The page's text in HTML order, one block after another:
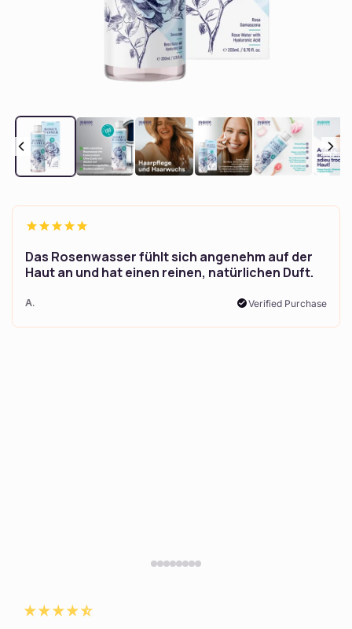
médium
v
modálnom
okne
Das Rosenwasser fühlt sich angenehm auf der
Haut an und hat einen reinen, natürlichen Duft.
A. Verified Purchase